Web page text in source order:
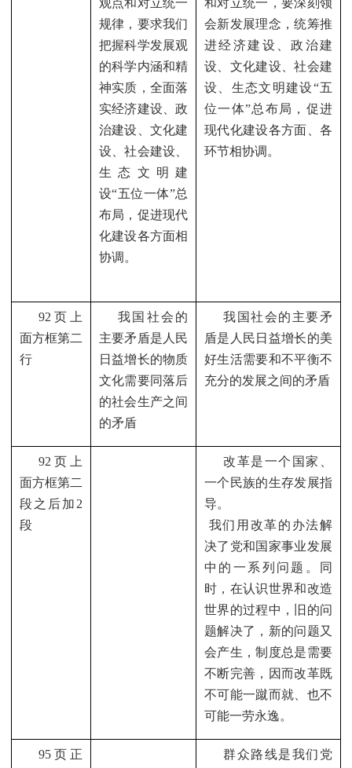
观点和对立统一
规律，要求我们
把握科学发展观
的科学内涵和精
神实质，全面落
实经济建设、政
治建设、文化建
设、社会建设、
生态文明建
设“五位一体”总
布局，促进现代
化建设各方面相
协调。
和对立统一，要深刻领
会新发展理念，统筹推
进经济建设、政治建
设、文化建设、社会建
设、生态文明建设“五
位一体”总布局，促进
现代化建设各方面、各
环节相协调。
92 页上
面方框第二
行
我国社会的
主要矛盾是人民
日益增长的物质
文化需要同落后
的社会生产之间
的矛盾
我国社会的主要矛
盾是人民日益增长的美
好生活需要和不平衡不
充分的发展之间的矛盾
92 页上
面方框第二
段之后加 2
段
改革是一个国家、
一个民族的生存发展指
导。
我们用改革的办法解
决了党和国家事业发展
中的一系列问题。同
时，在认识世界和改造
世界的过程中，旧的问
题解决了，新的问题又
会产生，制度总是需要
不断完善，因而改革既
不可能一蹴而就、也不
可能一劳永逸。
95 页正
群众路线是我们党